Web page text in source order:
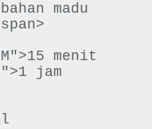
madu
menit
jam